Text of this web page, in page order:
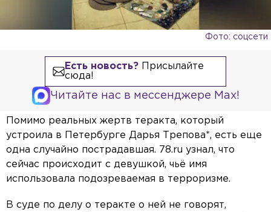
Фото: соцсети
Есть новость?Присылайте
сюда!
Читайте нас в мессенджере Max!
Помимо реальных жертв теракта, который
устроила в Петербурге Дарья Трепова*, есть еще
одна случайно пострадавшая. 78.ru узнал, что
сейчас происходит с девушкой, чьё имя
использовала подозреваемая в терроризме.
В суде по делу о теракте о ней не говорят,